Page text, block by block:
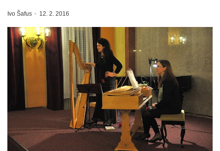
Ivo Šafus 12. 2. 2016